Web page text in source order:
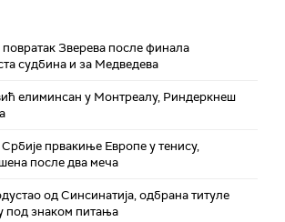
Зверева после финала
судбина и за Медведева
елиминсан у Монтреалу, Риндеркнеш
првакиње Европе у тенису,
после два меча
од Синсинатија, одбрана титуле
под знаком питања